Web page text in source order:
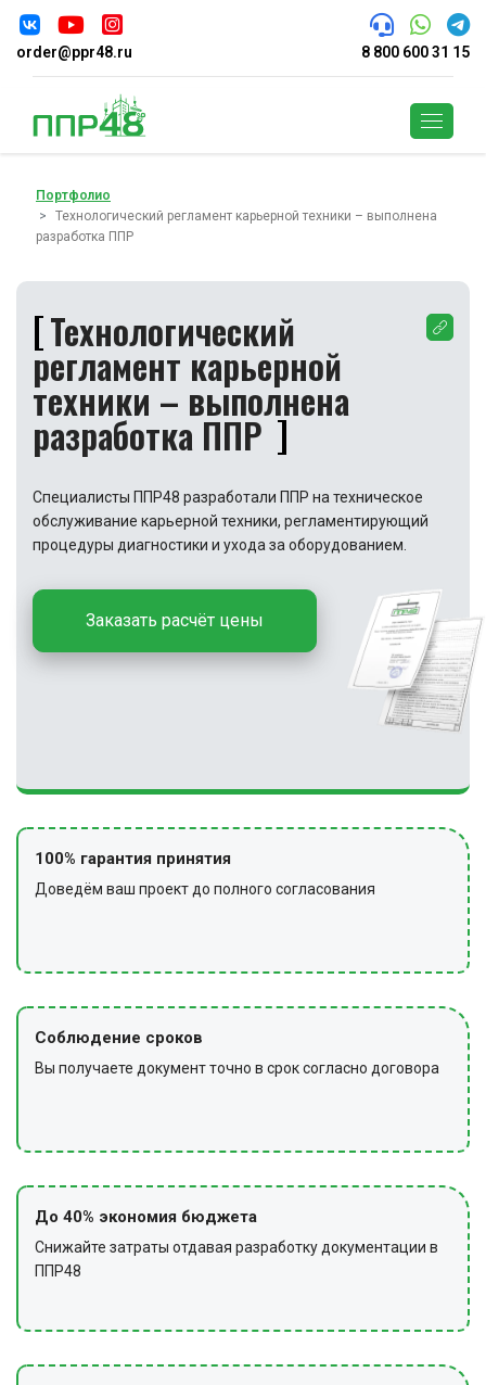
order@ppr48.ru 8 800 600 31 15
Портфолио
Технологический регламент карьерной техники – выполнена
разработка ППР
Технологический
регламент карьерной
техники – выполнена
разработка ППР
Специалисты ППР48 разработали ППР на техническое
обслуживание карьерной техники, регламентирующий
процедуры диагностики и ухода за оборудованием.
Заказать расчёт цены
100% гарантия принятия
Доведём ваш проект до полного согласования
Соблюдение сроков
Вы получаете документ точно в срок согласно договора
До 40% экономия бюджета
Снижайте затраты отдавая разработку документации в
ППР48